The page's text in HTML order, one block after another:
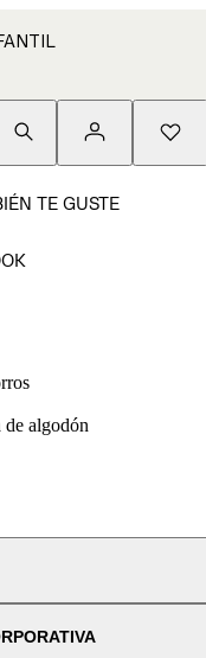
TE GUSTE
de algodón